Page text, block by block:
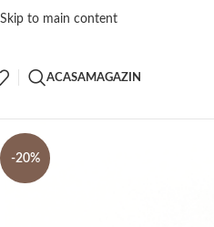
Skip to main content
ACASAMAGAZIN
-20%